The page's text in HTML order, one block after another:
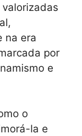
na era
por
e
o
la e